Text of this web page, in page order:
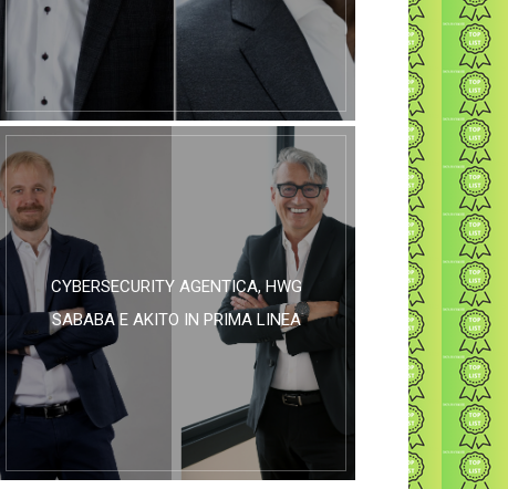
CYBERSECURITY AGENTICA, HWG
SABABA E AKITO IN PRIMA LINEA